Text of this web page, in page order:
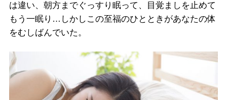
は違い、朝方までぐっすり眠って、目覚ましを止めて
もう一眠り…しかしこの至福のひとときがあなたの体
をむしばんでいた。